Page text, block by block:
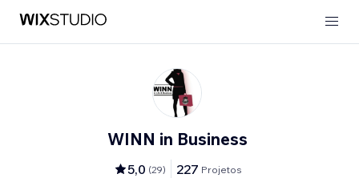
WINN in Business
5,0 (29) 227 Projetos